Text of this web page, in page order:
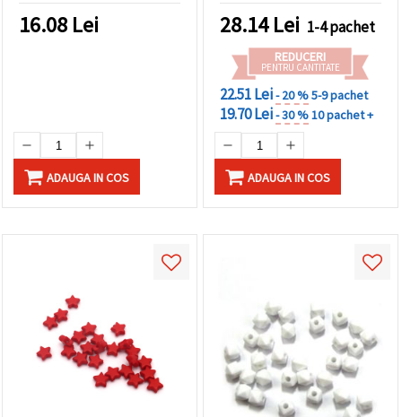
16.08 Lei
ADAUGA IN COS
28.14Lei 1-4 pachet
REDUCERI
PENTRU CANTITATE
22.51 Lei- 20 %5-9 pachet
19.70 Lei- 30 %10 pachet +
ADAUGA IN COS